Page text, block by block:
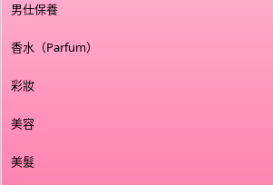
男仕保養
香水（Parfum）
彩妝
美容
美髮